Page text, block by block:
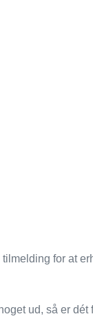
for at
ud, så er dét